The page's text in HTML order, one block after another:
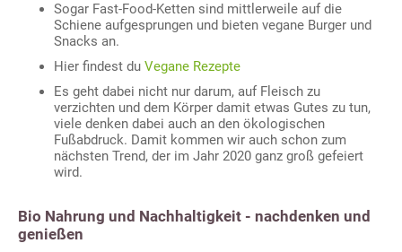
Sogar Fast-Food-Ketten sind mittlerweile auf die
Schiene aufgesprungen und bieten vegane Burger und
Snacks an.
Hier findest du Vegane Rezepte
Es geht dabei nicht nur darum, auf Fleisch zu
verzichten und dem Körper damit etwas Gutes zu tun,
viele denken dabei auch an den ökologischen
Fußabdruck. Damit kommen wir auch schon zum
nächsten Trend, der im Jahr 2020 ganz groß gefeiert
wird.
Bio Nahrung und Nachhaltigkeit - nachdenken und
genießen